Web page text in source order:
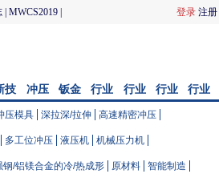
MWCS2019 注册
登录
技
术
冲压
与模
钣金
加工
行业
大V说
行业
会展
行业
资讯
行业
压模具 深拉深/拉伸 高速精密冲压
多工位冲压 液压机 机械压力机
钢/铝镁合金的冷/热成形 原材料 智能制造